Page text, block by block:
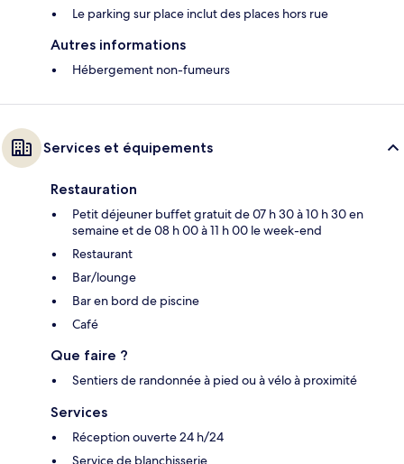
Le parking sur place inclut des places hors rue
Autres informations
Hébergement non-fumeurs
Services et équipements
Restauration
Petit déjeuner buffet gratuit de 07 h 30 à 10 h 30 en
semaine et de 08 h 00 à 11 h 00 le week-end
Restaurant
Bar/lounge
Bar en bord de piscine
Café
Que faire ?
Sentiers de randonnée à pied ou à vélo à proximité
Services
Réception ouverte 24 h/24
Service de blanchisserie